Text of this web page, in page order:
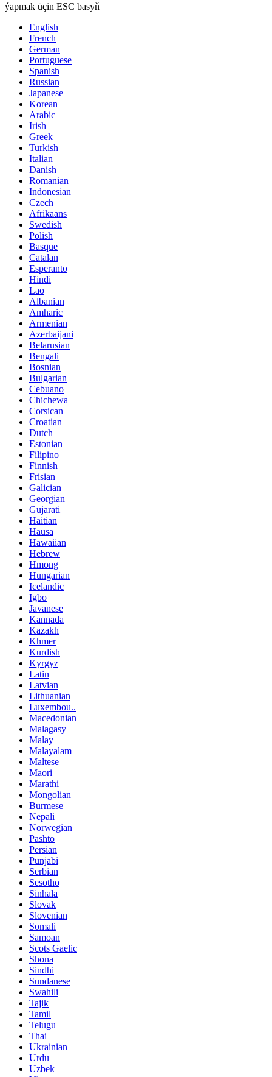
ýapmak üçin ESC basyň
English
French
German
Portuguese
Spanish
Russian
Japanese
Korean
Arabic
Irish
Greek
Turkish
Italian
Danish
Romanian
Indonesian
Czech
Afrikaans
Swedish
Polish
Basque
Catalan
Esperanto
Hindi
Lao
Albanian
Amharic
Armenian
Azerbaijani
Belarusian
Bengali
Bosnian
Bulgarian
Cebuano
Chichewa
Corsican
Croatian
Dutch
Estonian
Filipino
Finnish
Frisian
Galician
Georgian
Gujarati
Haitian
Hausa
Hawaiian
Hebrew
Hmong
Hungarian
Icelandic
Igbo
Javanese
Kannada
Kazakh
Khmer
Kurdish
Kyrgyz
Latin
Latvian
Lithuanian
Luxembou..
Macedonian
Malagasy
Malay
Malayalam
Maltese
Maori
Marathi
Mongolian
Burmese
Nepali
Norwegian
Pashto
Persian
Punjabi
Serbian
Sesotho
Sinhala
Slovak
Slovenian
Somali
Samoan
Scots Gaelic
Shona
Sindhi
Sundanese
Swahili
Tajik
Tamil
Telugu
Thai
Ukrainian
Urdu
Uzbek